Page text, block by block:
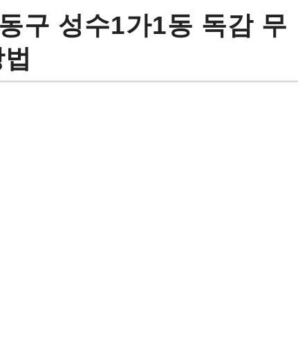
구 성수1가1동 독감 무